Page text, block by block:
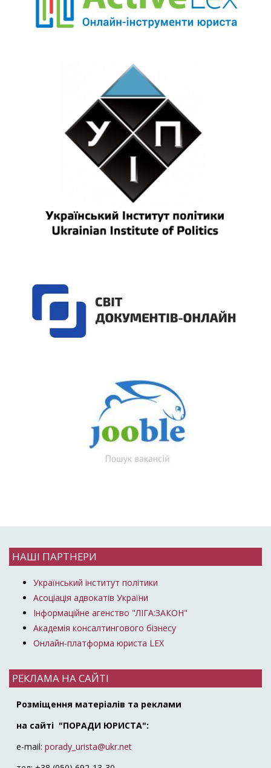
НАШІ ПАРТНЕРИ
Український інститут політики
Асоціація адвокатів України
Інформаційне агенство "ЛІГА:ЗАКОН"
Академія консалтингового бізнесу
Онлайн-платформа юриста LEX
РЕКЛАМА НА САЙТІ
Розміщення матеріалів та реклами
на сайті "ПОРАДИ ЮРИСТА":
e-mail: porady_urista@ukr.net